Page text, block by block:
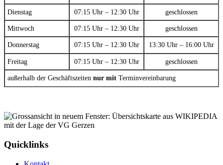
Dienstag 07:15 Uhr – 12:30 Uhr geschlossen
Mittwoch 07:15 Uhr – 12:30 Uhr geschlossen
Donnerstag 07:15 Uhr – 12:30 Uhr 13:30 Uhr – 16:00 Uhr
Freitag 07:15 Uhr – 12:30 Uhr geschlossen
außerhalb der Geschäftszeiten nur mit Terminvereinbarung
Quicklinks